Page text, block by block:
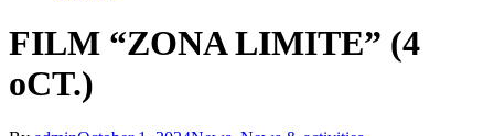
FILM “ZONA LIMITE” (4
oCT.)